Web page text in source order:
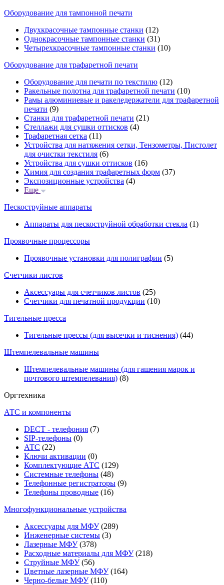
Оборудование для тампонной печати
Двухкрасочные тампонные станки (12)
Однокрасочные тампонные станки (31)
Четырехкрасочные тампонные станки (10)
Оборудование для трафаретной печати
Оборудование для печати по текстилю (12)
Ракельные полотна для трафаретной печати (10)
Рамы алюминиевые и ракеледержатели для трафаретной
печати (9)
Станки для трафаретной печати (21)
Стеллажи для сушки оттисков (4)
Трафаретная сетка (11)
Устройства для натяжения сетки, Тензометры, Пистолет
для очистки текстиля (6)
Устройства для сушки оттисков (16)
Химия для создания трафаретных форм (37)
Экспозиционные устройства (4)
Еще
Пескоструйные аппараты
Аппараты для пескоструйной обработки стекла (1)
Проявочные процессоры
Проявочные установки для полиграфии (5)
Счетчики листов
Аксессуары для счетчиков листов (25)
Счетчики для печатной продукции (10)
Тигельные пресса
Тигельные прессы (для высечки и тиснения) (44)
Штемпелевальные машины
Штемпелевальные машины (для гашения марок и
почтового штемпелевания) (8)
Оргтехника
АТС и компоненты
DECT - телефония (7)
SIP-телефоны (0)
АТС (22)
Ключи активации (0)
Комплектующие АТС (129)
Системные телефоны (48)
Телефонные регистраторы (9)
Телефоны проводные (16)
Многофункциональные устройства
Аксессуары для МФУ(289)
Инженерные системы (3)
Лазерные МФУ(378)
Расходные материалы для МФУ(218)
Струйные МФУ(56)
Цветные лазерные МФУ(164)
Черно-белые МФУ(110)